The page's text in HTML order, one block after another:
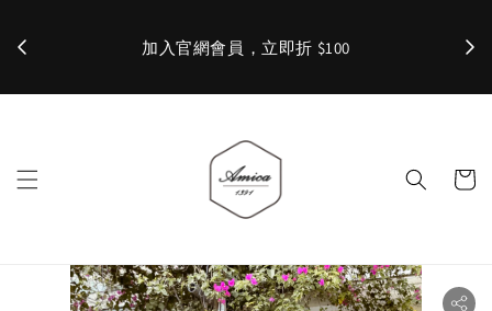
加入官網會員，立即折 $100 ✨